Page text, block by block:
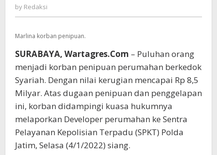
by Redaksi
Marlina korban penipuan.
SURABAYA, Wartagres.Com – Puluhan orang
menjadi korban penipuan perumahan berkedok
Syariah. Dengan nilai kerugian mencapai Rp 8,5
Milyar. Atas dugaan penipuan dan penggelapan
ini, korban didampingi kuasa hukumnya
melaporkan Developer perumahan ke Sentra
Pelayanan Kepolisian Terpadu (SPKT) Polda
Jatim, Selasa (4/1/2022) siang.